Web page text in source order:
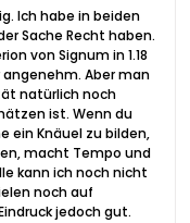
Ich habe in beiden
Sache Recht haben.
von Signum in 1.18
Aber man
natürlich noch
ist. Wenn du
ein Knäuel zu bilden,
macht Tempo und
kann ich noch nicht
noch auf
jedoch gut.